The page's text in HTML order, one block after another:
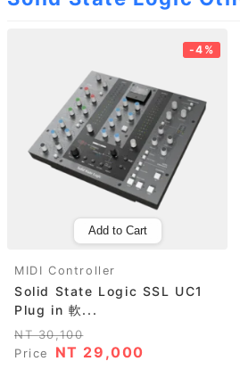
-4%
Add to Cart
MIDI Controller
Solid State Logic SSL UC1
Plug in 軟...
NT 30,100
Price
NT 29,000